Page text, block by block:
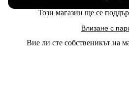
Този магазин ще се
Влизане с
Вие ли сте собственикът на